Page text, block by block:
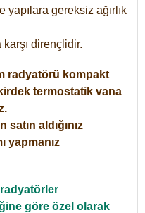
yapılara gereksiz ağırlık
dirençlidir.
radyatörü kompakt
termostatik vana
aldığınız
yapmanız
göre özel olarak